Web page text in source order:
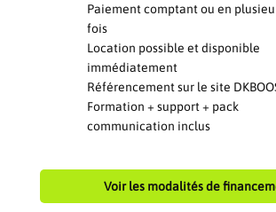
Paiement comptant ou en
fois
Location possible et disponible
immédiatement
Référencement sur le site
Formation + support + pack
communication inclus
Voir les modalités de